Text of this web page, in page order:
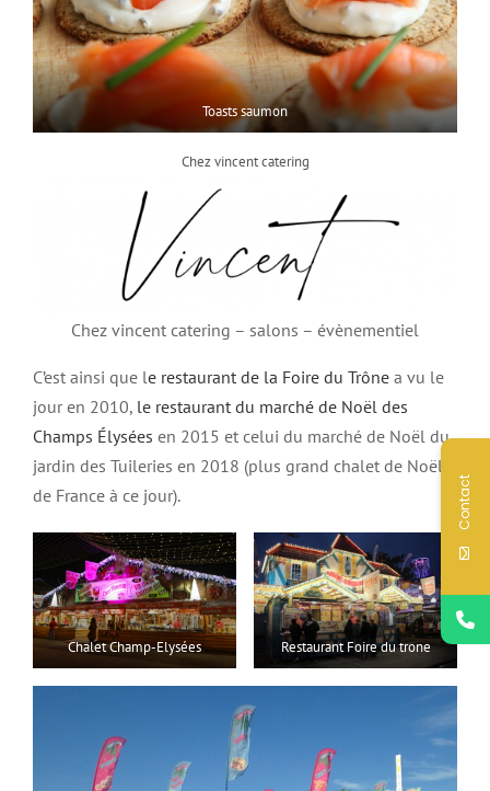
Toasts saumon
Chez vincent catering
Chez vincent catering – salons – évènementiel
C’est ainsi que le restaurant de la Foire du Trône a vu le
jour en 2010, le restaurant du marché de Noël des
Champs Élysées en 2015 et celui du marché de Noël du
jardin des Tuileries en 2018 (plus grand chalet de Noël
de France à ce jour).
Chalet Champ-Elysées Restaurant Foire du trone
Contact